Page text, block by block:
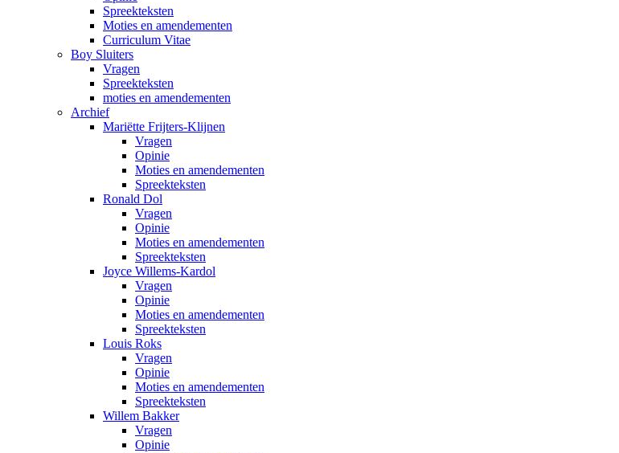
Spreekteksten
Moties en amendementen
Curriculum Vitae
Boy Sluiters
Vragen
Spreekteksten
moties en amendementen
Archief
Mariëtte Frijters-Klijnen
Vragen
Opinie
Moties en amendementen
Spreekteksten
Ronald Dol
Vragen
Opinie
Moties en amendementen
Spreekteksten
Joyce Willems-Kardol
Vragen
Opinie
Moties en amendementen
Spreekteksten
Louis Roks
Vragen
Opinie
Moties en amendementen
Spreekteksten
Willem Bakker
Vragen
Opinie